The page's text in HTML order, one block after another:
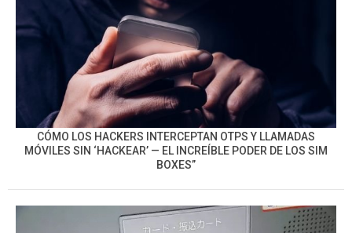
CÓMO LOS HACKERS INTERCEPTAN OTPS Y LLAMADAS
MÓVILES SIN ‘HACKEAR’ — EL INCREÍBLE PODER DE LOS SIM
BOXES”